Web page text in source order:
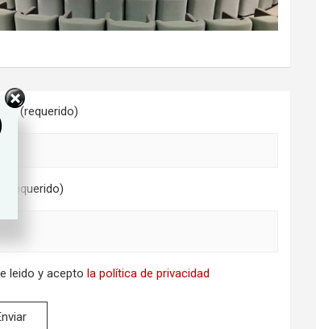
(requerido)
(requerido)
leido y aceptola política de privacidad